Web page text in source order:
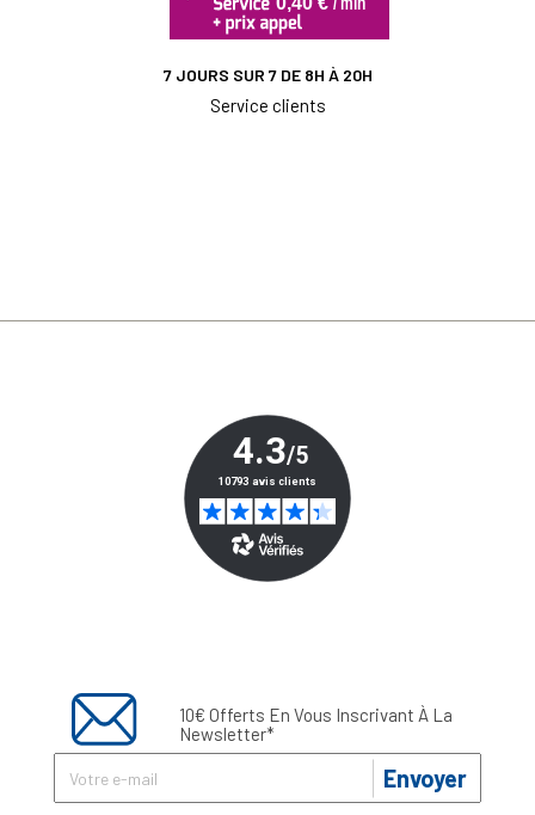
7 JOURS SUR 7 DE 8H À 20H
Service clients
10€ Offerts En Vous Inscrivant À La
Newsletter*
Envoyer